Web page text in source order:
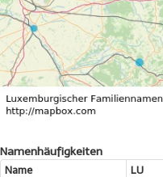
Namenhäufigkeiten
Name LU